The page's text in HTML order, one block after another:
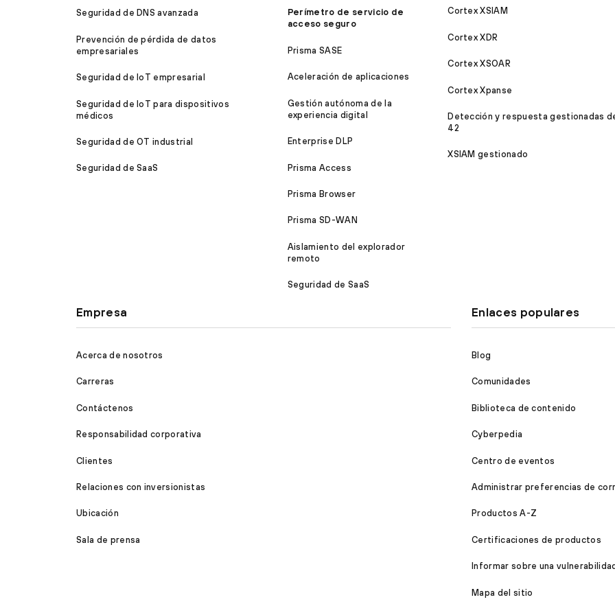
Seguridad de DNS avanzada
Prevención de pérdida de datos
empresariales
Seguridad de IoT empresarial
Seguridad de IoT para dispositivos
médicos
Seguridad de OT industrial
Seguridad de SaaS
Perímetro de servicio de
acceso seguro
Prisma SASE
Aceleración de aplicaciones
Gestión autónoma de la
experiencia digital
Enterprise DLP
Prisma Access
Prisma Browser
Prisma SD-WAN
Aislamiento del explorador
remoto
Seguridad de SaaS
Cortex XSIAM
Cortex XDR
Cortex XSOAR
Cortex Xpanse
Detección y respuesta gestionadas
42
XSIAM gestionado
Empresa
Acerca de nosotros
Carreras
Contáctenos
Responsabilidad corporativa
Clientes
Relaciones con inversionistas
Ubicación
Sala de prensa
Enlaces populares
Blog
Comunidades
Biblioteca de contenido
Cyberpedia
Centro de eventos
Administrar preferencias de
Productos A-Z
Certificaciones de productos
Informar sobre una vulnerabilidad
Mapa del sitio